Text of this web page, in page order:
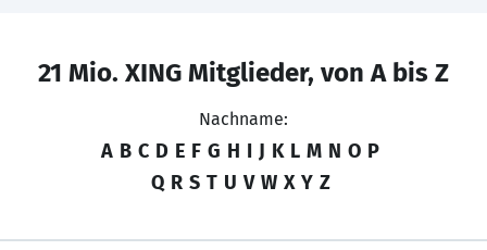
21 Mio. XING Mitglieder, von A bis Z
Nachname:
A B C D E F G H I J K L M N O P
Q R S T U V W X Y Z